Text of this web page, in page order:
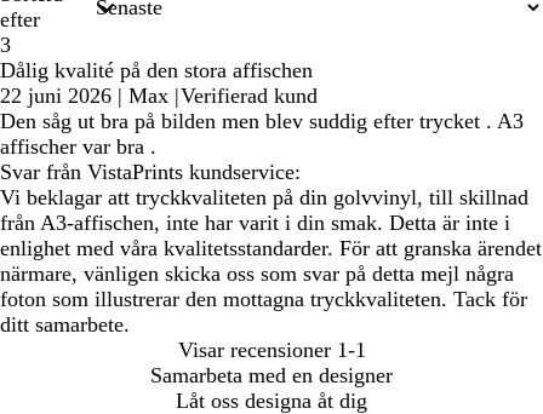
efter
3
Dålig kvalité på den stora affischen
22 juni 2026 | Max |Verifierad kund
Den såg ut bra på bilden men blev suddig efter trycket . A3
affischer var bra .
Svar från VistaPrints kundservice:
Vi beklagar att tryckkvaliteten på din golvvinyl, till skillnad
från A3-affischen, inte har varit i din smak. Detta är inte i
enlighet med våra kvalitetsstandarder. För att granska ärendet
närmare, vänligen skicka oss som svar på detta mejl några
foton som illustrerar den mottagna tryckkvaliteten. Tack för
ditt samarbete.
Visar recensioner 1-1
Samarbeta med en designer
Låt oss designa åt dig